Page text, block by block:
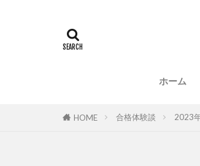
ホーム
HOME 合格体験談 2023